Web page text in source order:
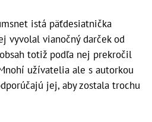
istá päťdesiatnička
vyvolal vianočný darček od
totiž podľa nej prekročil
užívatelia ale s autorkou
jej, aby zostala trochu